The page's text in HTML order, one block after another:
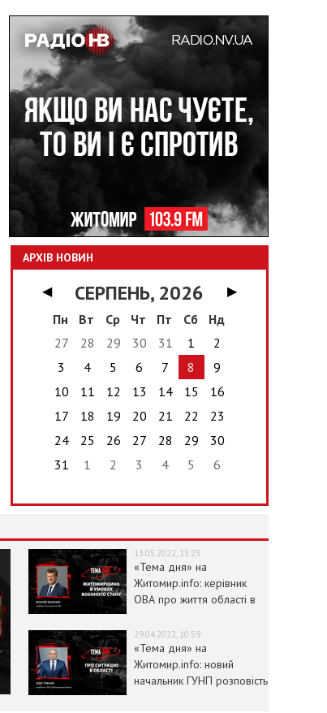
АРХІВ НОВИН
◀ СЕРПЕНЬ, 2026
▶
Пн
Вт Ср Чт Пт Сб
Нд
27
28 29 30 31 1
2
3
4 5 6 7 8
9
10
11 12 13 14 15
16
17
18 19 20 21 22
23
24
25 26 27 28 29
30
31
1 2 3 4 5 6
13.05.2022, 13:25
«Тема дня» на
Житомир.info: керівник
ОВА про життя області в
29.04.2022, 10:59
«Тема дня» на
Житомир.info: новий
начальник ГУНП розповість